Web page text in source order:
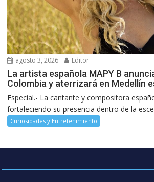
agosto 3, 2026 Editor
La artista española MAPY B
Colombia y aterrizará en Medellín
Especial.- La cantante y compositora
fortaleciendo su presencia dentro de la
Curiosidades y Entretenimiento